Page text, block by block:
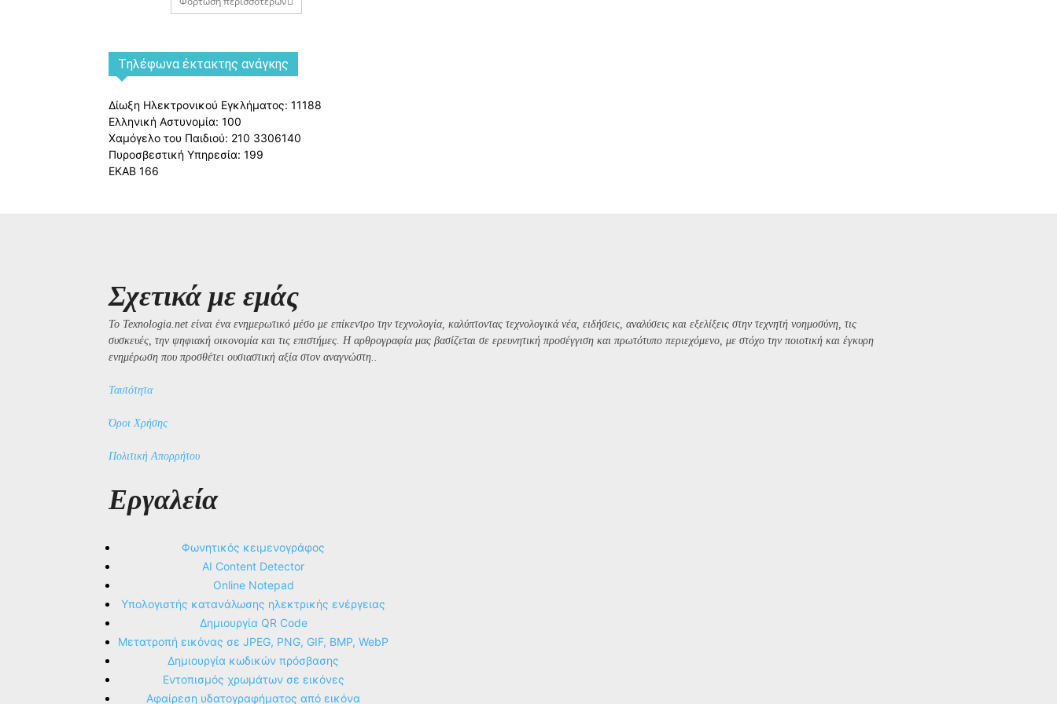
Tηλέφωνα έκτακτης ανάγκης
Δίωξη Ηλεκτρονικού Εγκλήματος: 11188
Ελληνική Αστυνομία: 100
Χαμόγελο του Παιδιού: 210 3306140
Πυροσβεστική Υπηρεσία: 199
ΕΚΑΒ 166
Σχετικά με εμάς
Το Texnologia.net είναι ένα ενημερωτικό μέσο με επίκεντρο την τεχνολογία, καλύπτοντας τεχνολογικά νέα, ειδήσεις, αναλύσεις και εξελίξεις στην τεχνητή νοημοσύνη, τις
συσκευές, την ψηφιακή οικονομία και τις επιστήμες. Η αρθρογραφία μας βασίζεται σε ερευνητική προσέγγιση και πρωτότυπο περιεχόμενο, με στόχο την ποιοτική και έγκυρη
ενημέρωση που προσθέτει ουσιαστική αξία στον αναγνώστη..
Ταυτότητα
Όροι Χρήσης
Πολιτική Απορρήτου
Εργαλεία
Φωνητικός κειμενογράφος
AI Content Detector
Online Notepad
Υπολογιστής κατανάλωσης ηλεκτρικής ενέργειας
Δημιουργία QR Code
Μετατροπή εικόνας σε JPEG, PNG, GIF, BMP, WebP
Δημιουργία κωδικών πρόσβασης
Εντοπισμός χρωμάτων σε εικόνες
Αφαίρεση υδατογραφήματος από εικόνα